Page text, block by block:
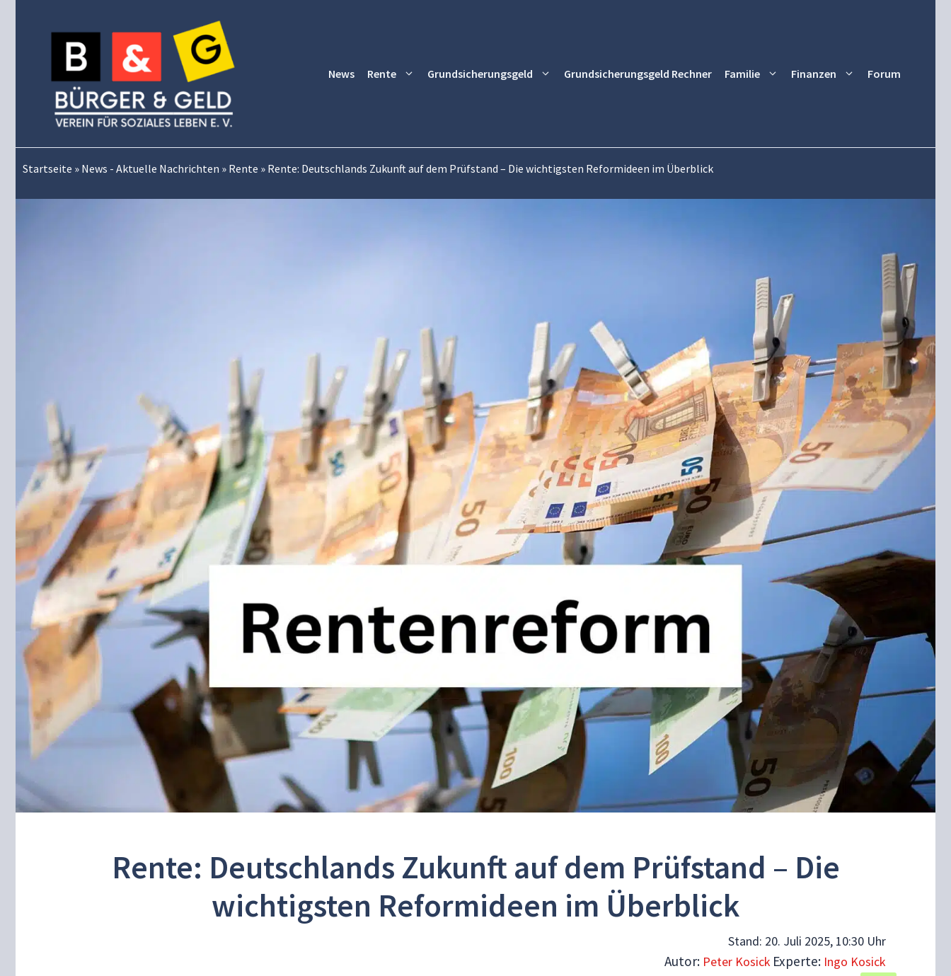
News Rente Grundsicherungsgeld Grundsicherungsgeld Rechner Familie Finanzen Forum
Startseite » News - Aktuelle Nachrichten » Rente » Rente: Deutschlands Zukunft auf dem Prüfstand – Die wichtigsten Reformideen im Überblick
Rente: Deutschlands Zukunft auf dem Prüfstand – Die
wichtigsten Reformideen im Überblick
Stand: 20. Juli 2025, 10:30 Uhr
Autor: Peter Kosick Experte: Ingo Kosick